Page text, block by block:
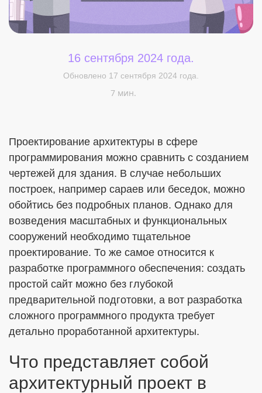
Меня интересует...
ОТПРАВИТЬ
Политикой в отношении обработки ПДн
Согласие на обработку персональных данных в
соответствии с установленной формой
16 сентября 2024 года.
Обновлено 17 сентября 2024 года.
7 мин.
Проектирование архитектуры в сфере
программирования можно сравнить с созданием
чертежей для здания. В случае небольших
построек, например сараев или беседок, можно
обойтись без подробных планов. Однако для
возведения масштабных и функциональных
сооружений необходимо тщательное
проектирование. То же самое относится к
разработке программного обеспечения: создать
простой сайт можно без глубокой
предварительной подготовки, а вот разработка
сложного программного продукта требует
детально проработанной архитектуры.
Что представляет собой
архитектурный проект в